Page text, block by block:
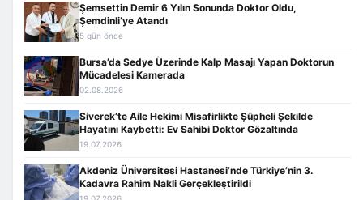
Şemsettin Demir 6 Yılın Sonunda Doktor Oldu,
Şemdinli’ye Atandı
5 gün önce
Bursa’da Sedye Üzerinde Kalp Masajı Yapan Doktorun
Mücadelesi Kamerada
02.08.2026
Siverek’te Aile Hekimi Misafirlikte Şüpheli Şekilde
Hayatını Kaybetti: Ev Sahibi Doktor Gözaltında
19.07.2026
Akdeniz Üniversitesi Hastanesi’nde Türkiye’nin 3.
Kadavra Rahim Nakli Gerçekleştirildi